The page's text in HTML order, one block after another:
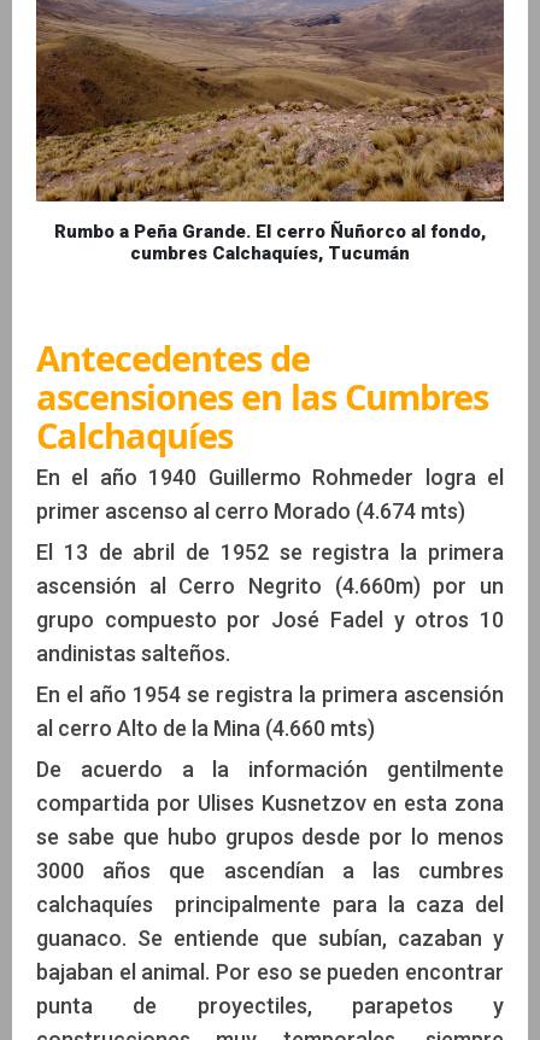
Rumbo a Peña Grande. El cerro Ñuñorco al fondo,
cumbres Calchaquíes, Tucumán
Antecedentes de
ascensiones en las Cumbres
Calchaquíes
En el año 1940 Guillermo Rohmeder logra el
primer ascenso al cerro Morado (4.674 mts)
El 13 de abril de 1952 se registra la primera
ascensión al Cerro Negrito (4.660m) por un
grupo compuesto por José Fadel y otros 10
andinistas salteños.
En el año 1954 se registra la primera ascensión
al cerro Alto de la Mina (4.660 mts)
De acuerdo a la información gentilmente
compartida por Ulises Kusnetzov en esta zona
se sabe que hubo grupos desde por lo menos
3000 años que ascendían a las cumbres
calchaquíes principalmente para la caza del
guanaco. Se entiende que subían, cazaban y
bajaban el animal. Por eso se pueden encontrar
punta de proyectiles, parapetos y